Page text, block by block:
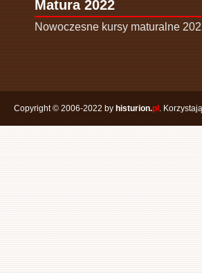
Matura 2022
Nowoczesne kursy maturalne
Copyright © 2006-2022 by histurion.pl .